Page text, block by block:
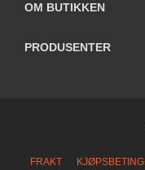
OM BUTIKKEN
PRODUSENTER
FRAKT